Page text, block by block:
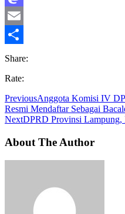
Mastodon
Email
Share
Share:
Rate:
PreviousAnggota Komisi IV
Resmi Mendaftar Sebagai
NextDPRD Provinsi
About The Author